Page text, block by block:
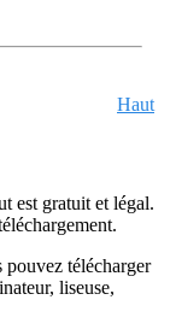
Haut
est gratuit et légal.
pouvez télécharger
liseuse,